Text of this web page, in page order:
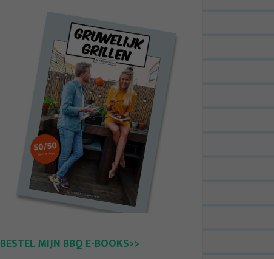
BESTEL MIJN BBQ E-BOOKS>>